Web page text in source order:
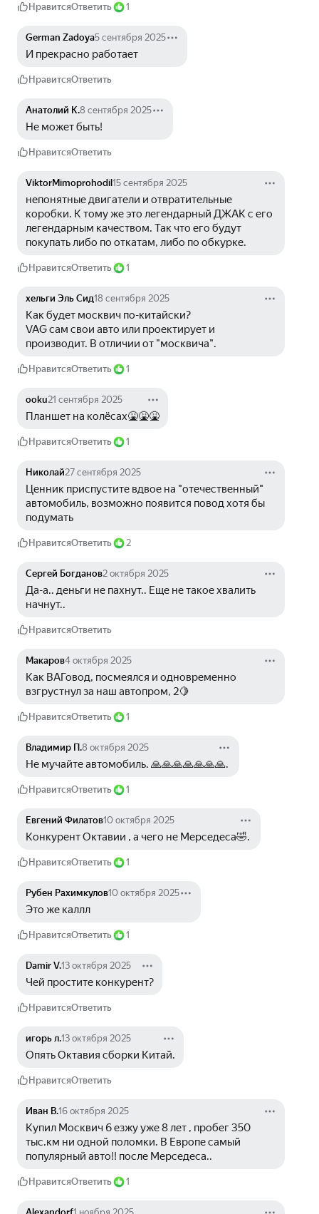
НравитсяОтветить 1
German Zadoya5 сентября 2025
И прекрасно работает
НравитсяОтветить
Анатолий К.8 сентября 2025
Не может быть!
НравитсяОтветить
ViktorMimoprohodil 15 сентября 2025
непонятные двигатели и отвратительные
коробки. К тому же это легендарный ДЖАК с его
легендарным качеством. Так что его будут
покупать либо по откатам, либо по обкурке.
НравитсяОтветить 1
хельги Эль Сид18 сентября 2025
Как будет москвич по-китайски?
VAG сам свои авто или проектирует и
производит. В отличии от "москвича".
НравитсяОтветить 1
ooku21 сентября 2025
Планшет на колёсах🤮🤮🤮
НравитсяОтветить 1
Николай27 сентября 2025
Ценник приспустите вдвое на "отечественный"
автомобиль, возможно появится повод хотя бы
подумать
НравитсяОтветить 2
Сергей Богданов2 октября 2025
Да-а.. деньги не пахнут.. Еще не такое хвалить
начнут..
НравитсяОтветить
Макаров4 октября 2025
Как ВАГовод, посмеялся и одновременно
взгрустнул за наш автопром, 2🍋
НравитсяОтветить 1
Владимир П.8 октября 2025
Не мучайте автомобиль. 🙏🙏🙏🙏🙏🙏🙏.
НравитсяОтветить 1
Евгений Филатов10 октября 2025
Конкурент Октавии , а чего не Мерседеса🤣.
НравитсяОтветить 1
Рубен Рахимкулов10 октября 2025
Это же каллл
НравитсяОтветить 1
Damir V.13 октября 2025
Чей простите конкурент?
НравитсяОтветить
игорь л.13 октября 2025
Опять Октавия сборки Китай.
НравитсяОтветить
Иван В.16 октября 2025
Купил Москвич 6 езжу уже 8 лет , пробег 350
тыс.км ни одной поломки. В Европе самый
популярный авто!! после Мерседеса..
НравитсяОтветить 1